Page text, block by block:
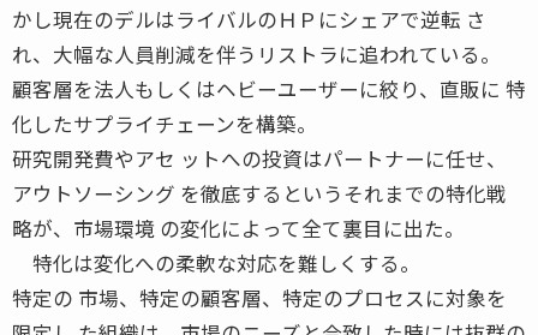
かし現在のデルはライバルのＨＰにシェアで逆転 さ
れ、大幅な人員削減を伴うリストラに追われている。
顧客層を法人もしくはヘビーユーザーに絞り、直販に 特
化したサプライチェーンを構築。
研究開発費やアセ ットへの投資はパートナーに任せ、
アウトソーシング を徹底するというそれまでの特化戦
略が、市場環境 の変化によって全て裏目に出た。
特化は変化への柔軟な対応を難しくする。
特定の 市場、特定の顧客層、特定のプロセスに対象を